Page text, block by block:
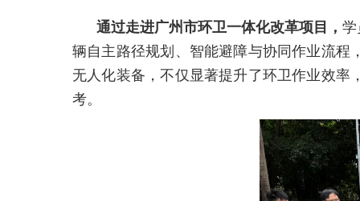
通过走进广州市环卫一体化改革项目， 学
辆自主路径规划、智能避障与协同作业流程
无人化装备，不仅显著提升了环卫作业效
考。